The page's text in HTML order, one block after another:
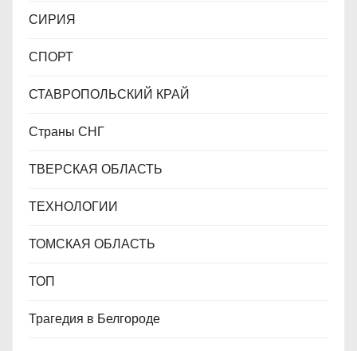
СИРИЯ
СПОРТ
СТАВРОПОЛЬСКИЙ КРАЙ
Страны СНГ
ТВЕРСКАЯ ОБЛАСТЬ
ТЕХНОЛОГИИ
ТОМСКАЯ ОБЛАСТЬ
ТОП
Трагедия в Белгороде